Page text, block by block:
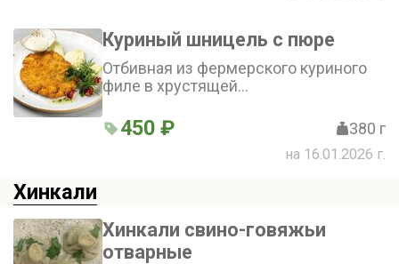
Куриный шницель с пюре
Отбивная из фермерского куриного
филе в хрустящей
пюре и горчичным соусом.
450 ₽ 380 г
на 16.01.2026 г.
Хинкали
Хинкали свино-говяжьи
отварные